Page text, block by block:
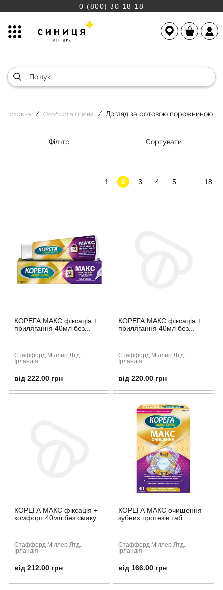
0 (800) 30 18 18
Головна Особиста гігієна Догляд за ротовою порожниною
Фільтр Сортувати
1 2 3 4 5 18
КОРЕГА МАКС фіксація +
прилягання 40мл без...
Стаффорд Міллер Лтд.,
Ірландія
від 222.00 грн
КОРЕГА МАКС фіксація +
прилягання 40мл без...
Стаффорд Міллер Лтд.,
Ірландія
від 220.00 грн
КОРЕГА МАКС фіксація +
комфорт 40мл без смаку
Стаффорд Міллер Лтд.,
Ірландія
від 212.00 грн
КОРЕГА МАКС очищення
зубних протезів таб. ...
Стаффорд Міллер Лтд.,
Ірландія
від 166.00 грн